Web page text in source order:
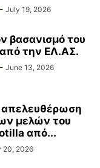
- July 19, 2026
βασανισμό του
την ΕΛ.ΑΣ.
- June 13, 2026
μελών του
από...
20, 2026